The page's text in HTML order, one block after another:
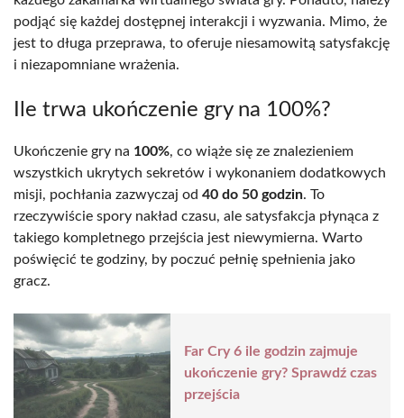
podjąć się każdej dostępnej interakcji i wyzwania. Mimo, że
jest to długa przeprawa, to oferuje niesamowitą satysfakcję
i niezapomniane wrażenia.
Ile trwa ukończenie gry na 100%?
Ukończenie gry na 100%, co wiąże się ze znalezieniem
wszystkich ukrytych sekretów i wykonaniem dodatkowych
misji, pochłania zazwyczaj od 40 do 50 godzin. To
rzeczywiście spory nakład czasu, ale satysfakcja płynąca z
takiego kompletnego przejścia jest niewymierna. Warto
poświęcić te godziny, by poczuć pełnię spełnienia jako
gracz.
Far Cry 6 ile godzin zajmuje
ukończenie gry? Sprawdź czas
przejścia